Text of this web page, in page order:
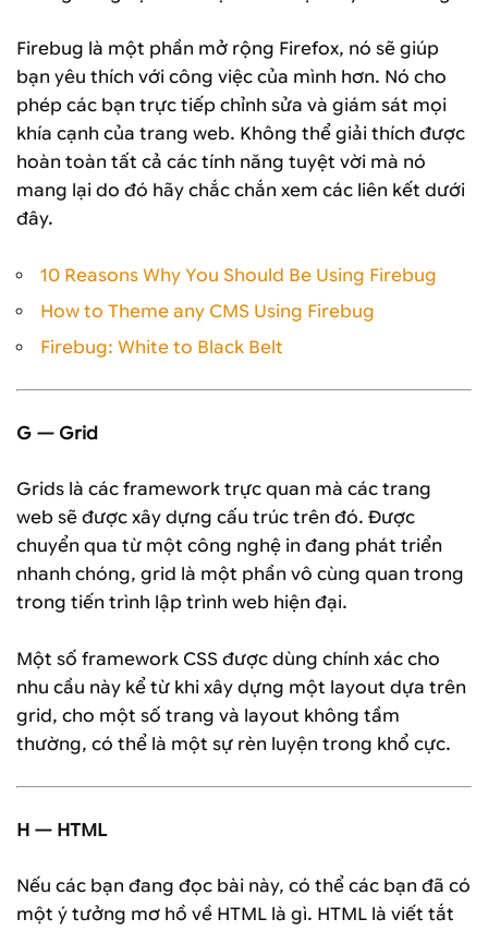
Firebug là một phần mở rộng Firefox, nó sẽ giúp
bạn yêu thích với công việc của mình hơn. Nó cho
phép các bạn trực tiếp chỉnh sửa và giám sát mọi
khía cạnh của trang web. Không thể giải thích được
hoàn toàn tất cả các tính năng tuyệt vời mà nó
mang lại do đó hãy chắc chắn xem các liên kết dưới
đây.
10 Reasons Why You Should Be Using Firebug
How to Theme any CMS Using Firebug
Firebug: White to Black Belt
G — Grid
Grids là các framework trực quan mà các trang
web sẽ được xây dựng cấu trúc trên đó. Được
chuyển qua từ một công nghệ in đang phát triển
nhanh chóng, grid là một phần vô cùng quan trong
trong tiến trình lập trình web hiện đại.
Một số framework CSS được dùng chính xác cho
nhu cầu này kể từ khi xây dựng một layout dựa trên
grid, cho một số trang và layout không tầm
thường, có thể là một sự rèn luyện trong khổ cực.
H — HTML
Nếu các bạn đang đọc bài này, có thể các bạn đã có
một ý tưởng mơ hồ về HTML là gì. HTML là viết tắt